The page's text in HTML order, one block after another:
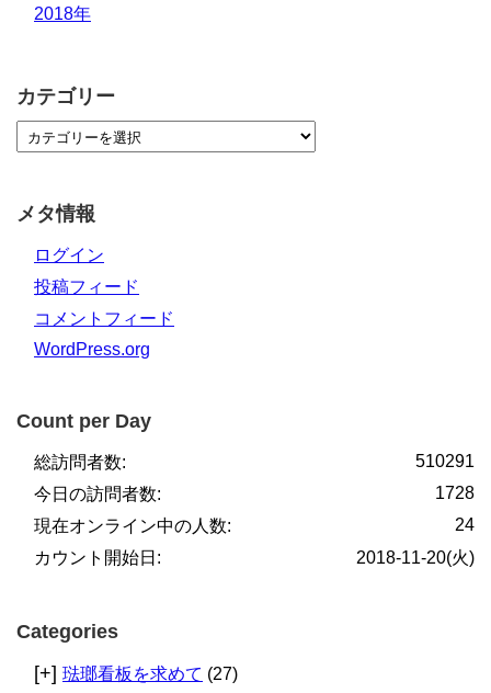
2018年
カテゴリー
メタ情報
ログイン
投稿フィード
コメントフィード
WordPress.org
Count per Day
510291
総訪問者数:
1728
今日の訪問者数:
24
現在オンライン中の人数:
2018-11-20(火)
カウント開始日:
Categories
[+] 琺瑯看板を求めて (27)